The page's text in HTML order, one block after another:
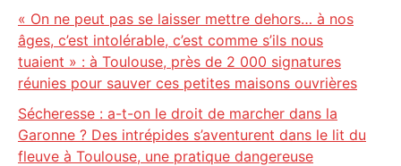
« On ne peut pas se laisser mettre dehors… à nos
âges, c’est intolérable, c’est comme s’ils nous
tuaient » : à Toulouse, près de 2 000 signatures
réunies pour sauver ces petites maisons ouvrières
Sécheresse : a-t-on le droit de marcher dans la
Garonne ? Des intrépides s’aventurent dans le lit du
fleuve à Toulouse, une pratique dangereuse